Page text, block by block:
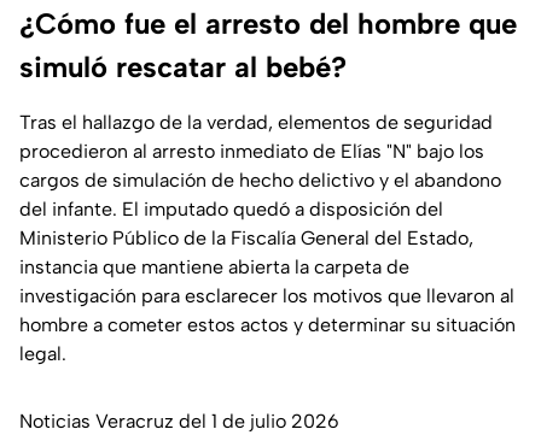
¿Cómo fue el arresto del hombre que
simuló rescatar al bebé?
Tras el hallazgo de la verdad, elementos de seguridad
procedieron al arresto inmediato de Elías "N" bajo los
cargos de simulación de hecho delictivo y el abandono
del infante. El imputado quedó a disposición del
Ministerio Público de la Fiscalía General del Estado,
instancia que mantiene abierta la carpeta de
investigación para esclarecer los motivos que llevaron al
hombre a cometer estos actos y determinar su situación
legal.
Noticias Veracruz del 1 de julio 2026